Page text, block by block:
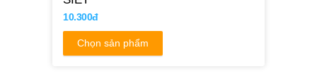
10.300đ
Chọn sản phẩm